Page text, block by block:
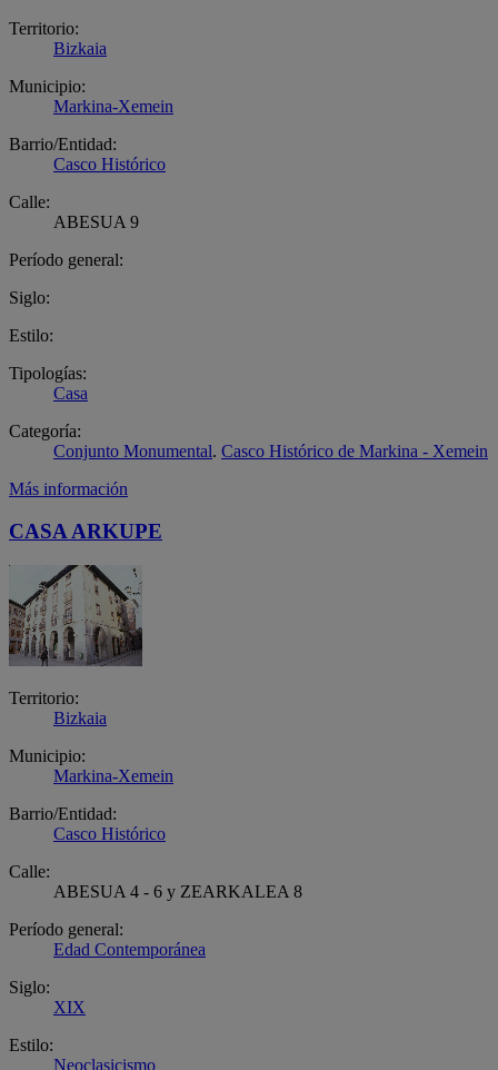
Territorio:
Bizkaia
Municipio:
Markina-Xemein
Barrio/Entidad:
Casco Histórico
Calle:
ABESUA 9
Período general:
Siglo:
Estilo:
Tipologías:
Casa
Categoría:
Conjunto Monumental. Casco Histórico de Markina - Xemein
Más información
CASA ARKUPE
Territorio:
Bizkaia
Municipio:
Markina-Xemein
Barrio/Entidad:
Casco Histórico
Calle:
ABESUA 4 - 6 y ZEARKALEA 8
Período general:
Edad Contemporánea
Siglo:
XIX
Estilo:
Neoclasicismo